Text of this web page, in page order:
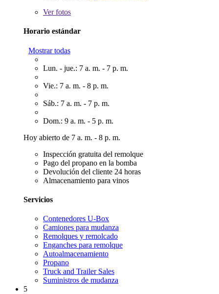
Verfotos
Horario estándar
Mostrar todas
Lun. - jue.: 7 a. m. - 7 p. m.
Vie.: 7 a. m. - 8 p. m.
Sáb.: 7 a. m. - 7 p. m.
Dom.: 9 a. m. - 5 p. m.
Hoy abierto de 7 a. m. - 8 p. m.
Inspección gratuita del remolque
Pago del propano en la bomba
Devolución del cliente 24 horas
Almacenamiento para vinos
Servicios
Contenedores U-Box
Camiones para mudanza
Remolques y remolcado
Enganches para remolque
Autoalmacenamiento
Propano
Truck and Trailer Sales
Suministros de mudanza
5